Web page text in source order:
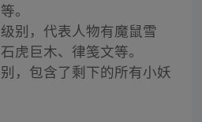
。
别，代表人物有魔鼠雪
虎巨木、律笺文等。
，包含了剩下的所有小妖